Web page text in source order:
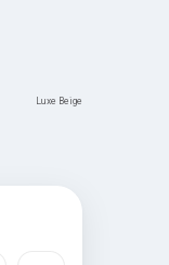
Luxe Beige